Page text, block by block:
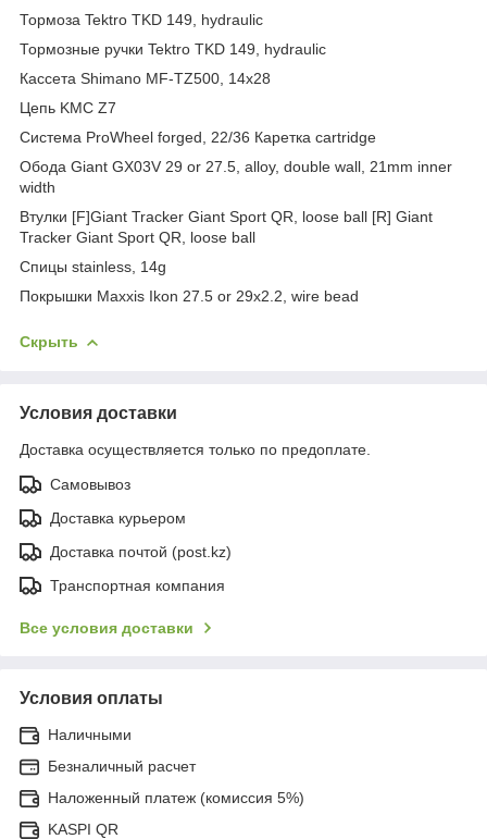
Тормоза Tektro TKD 149, hydraulic
Тормозные ручки Tektro TKD 149, hydraulic
Кассета Shimano MF-TZ500, 14x28
Цепь KMC Z7
Система ProWheel forged, 22/36 Каретка cartridge
Обода Giant GX03V 29 or 27.5, alloy, double wall, 21mm inner
width
Втулки [F]Giant Tracker Giant Sport QR, loose ball [R] Giant
Tracker Giant Sport QR, loose ball
Спицы stainless, 14g
Покрышки Maxxis Ikon 27.5 or 29x2.2, wire bead
Скрыть
Условия доставки
Доставка осуществляется только по предоплате.
Самовывоз
Доставка курьером
Доставка почтой (post.kz)
Транспортная компания
Все условия доставки
Условия оплаты
Наличными
Безналичный расчет
Наложенный платеж (комиссия 5%)
KASPI QR